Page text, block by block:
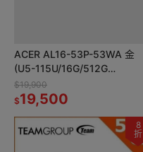
ACER AL16-53P-53WA 金
(U5-115U/16G/512G
SSD/W11/WUXGA/16)效能筆
電
$19,900
$19,500
8
折